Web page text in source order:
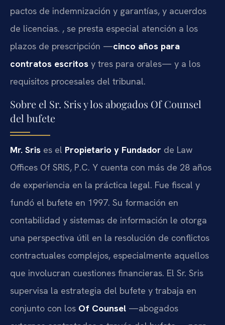
pactos de indemnización y garantías, y acuerdos
de licencias. , se presta especial atención a los
plazos de prescripción —cinco años para
contratos escritos y tres para orales— y a los
requisitos procesales del tribunal.
Sobre el Sr. Sris y los abogados Of Counsel
del bufete
Mr. Sris es el Propietario y Fundador de Law
Offices Of SRIS, P.C. Y cuenta con más de 28 años
de experiencia en la práctica legal. Fue fiscal y
fundó el bufete en 1997. Su formación en
contabilidad y sistemas de información le otorga
una perspectiva útil en la resolución de conflictos
contractuales complejos, especialmente aquellos
que involucran cuestiones financieras. El Sr. Sris
supervisa la estrategia del bufete y trabaja en
conjunto con los Of Counsel —abogados